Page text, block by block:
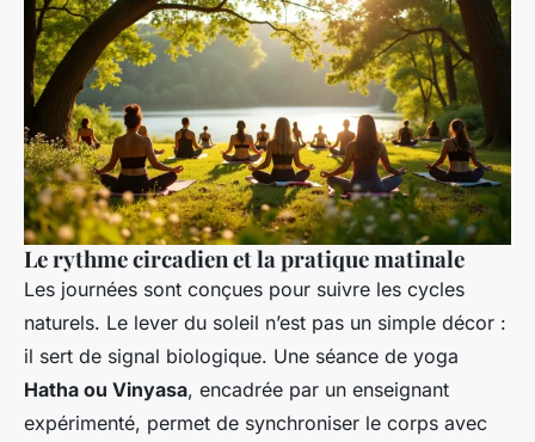
Le rythme circadien et la pratique matinale
Les journées sont conçues pour suivre les cycles
naturels. Le lever du soleil n’est pas un simple décor :
il sert de signal biologique. Une séance de yoga
Hatha ou Vinyasa, encadrée par un enseignant
expérimenté, permet de synchroniser le corps avec